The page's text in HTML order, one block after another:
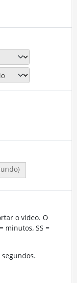
o vídeo. O
minutos, SS =